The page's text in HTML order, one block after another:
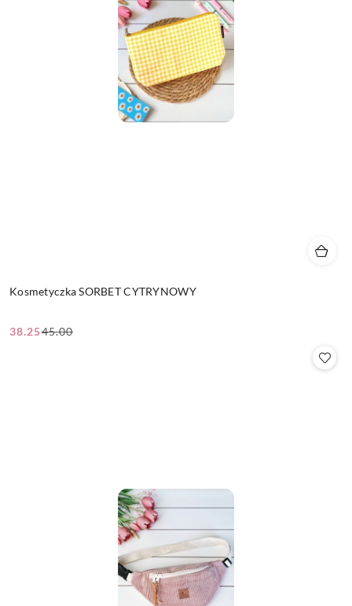
Kosmetyczka SORBET CYTRYNOWY
Cena
38.25
Cena
45.00